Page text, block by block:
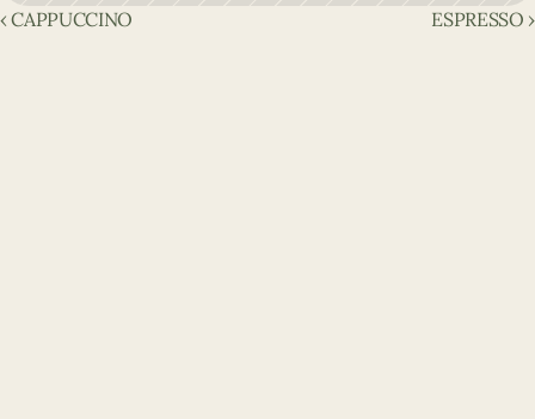
‹ CAPPUCCINO ESPRESSO ›